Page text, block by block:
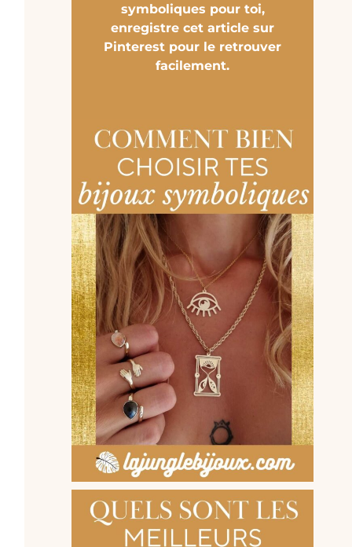
symboliques pour toi,
enregistre cet article sur
Pinterest pour le retrouver
facilement.